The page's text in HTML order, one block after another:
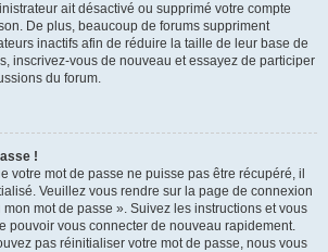
ait désactivé ou supprimé votre compte
De plus, beaucoup de forums suppriment
inactifs afin de réduire la taille de leur base de
inscrivez-vous de nouveau et essayez de participer
du forum.
!
votre mot de passe ne puisse pas être récupéré, il
Veuillez vous rendre sur la page de connexion
mon mot de passe ». Suivez les instructions et vous
pouvoir vous connecter de nouveau rapidement.
pas réinitialiser votre mot de passe, nous vous